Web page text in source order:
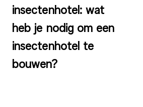
insectenhotel: wat
heb je nodig om een
insectenhotel te
bouwen?